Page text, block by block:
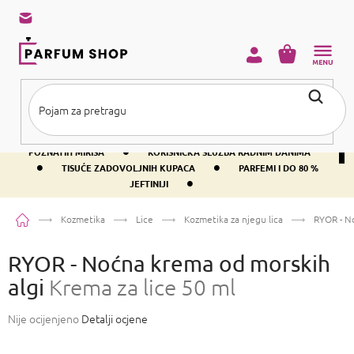
sadržaj
BESPLATNA DOSTAVA IZNAD PRIBLIŽNO 37 € •
400+ SVJETSKI
POZNATIH MIRISA
• KORISNIČKA SLUŽBA RADNIM DANIMA
• TISUĆE ZADOVOLJNIH KUPACA •
PARFEMI I DO 80 %
JEFTINIJI
•
KOŠARICA
PočetnaKozmetika Lice Kozmetika za njegu lica RYOR -
RYOR - Noćna krema od morskih
algi Krema za lice 50 ml
Prosječna
Nije ocijenjeno Detalji ocjene